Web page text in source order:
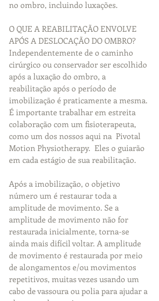
no ombro, incluindo luxações.
O QUE A REABILITAÇÃO ENVOLVE
APÓS A DESLOCAÇÃO DO OMBRO?
Independentemente de o caminho
cirúrgico ou conservador ser escolhido
após a luxação do ombro, a
reabilitação após o período de
imobilização é praticamente a mesma.
É importante trabalhar em estreita
colaboração com um fisioterapeuta,
como um dos nossos aqui na  Pivotal
Motion Physiotherapy.  Eles o guiarão
em cada estágio de sua reabilitação.
Após a imobilização, o objetivo
número um é restaurar toda a
amplitude de movimento. Se a
amplitude de movimento não for
restaurada inicialmente, torna-se
ainda mais difícil voltar. A amplitude
de movimento é restaurada por meio
de alongamentos e/ou movimentos
repetitivos, muitas vezes usando um
cabo de vassoura ou polia para ajudar a